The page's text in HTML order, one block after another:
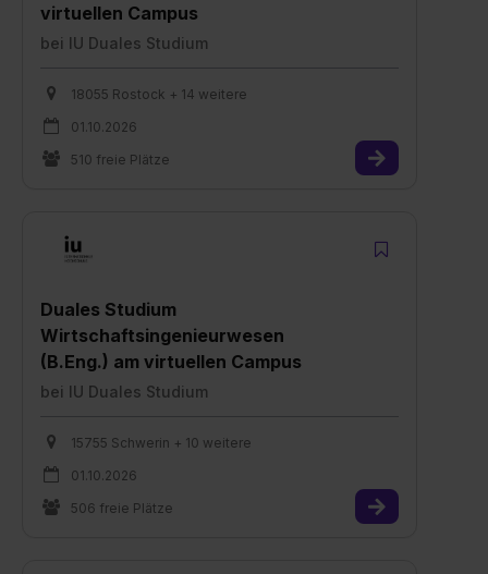
virtuellen Campus
bei IU Duales Studium
18055 Rostock + 14 weitere
01.10.2026
510 freie Plätze
Duales Studium
Wirtschaftsingenieurwesen
(B.Eng.) am virtuellen Campus
bei IU Duales Studium
15755 Schwerin + 10 weitere
01.10.2026
506 freie Plätze